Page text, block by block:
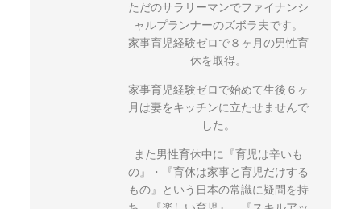
ただのサラリーマンでファイナンシ
ャルプランナーのズボラ夫です。
家事育児経験ゼロで８ヶ月の男性育
休を取得。
家事育児経験ゼロで始めて生後６ヶ
月は妻をキッチンに立たせませんで
した。
また男性育休中に『育児は辛いも
の』・『育休は家事と育児だけする
もの』という日本の常識に疑問を持